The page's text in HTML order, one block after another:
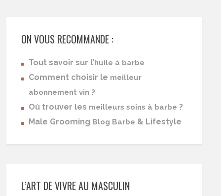
ON VOUS RECOMMANDE :
Tout savoir sur l’huile à barbe
Comment choisir le meilleur
abonnement vin ?
Où trouver les meilleurs soins à barbe ?
Male Grooming Blog Barbe & Lifestyle
L’ART DE VIVRE AU MASCULIN